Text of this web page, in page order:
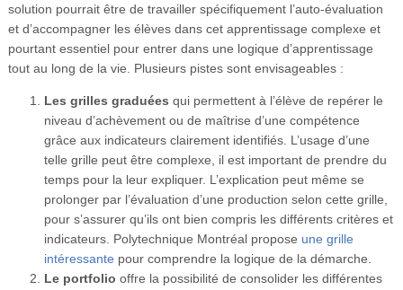
solution pourrait être de travailler spécifiquement l’auto-évaluation
et d’accompagner les élèves dans cet apprentissage complexe et
pourtant essentiel pour entrer dans une logique d’apprentissage
tout au long de la vie. Plusieurs pistes sont envisageables :
Les grilles graduées qui permettent à l’élève de repérer le
niveau d’achèvement ou de maîtrise d’une compétence
grâce aux indicateurs clairement identifiés. L’usage d’une
telle grille peut être complexe, il est important de prendre du
temps pour la leur expliquer. L’explication peut même se
prolonger par l’évaluation d’une production selon cette grille,
pour s’assurer qu’ils ont bien compris les différents critères et
indicateurs. Polytechnique Montréal propose une grille
intéressante pour comprendre la logique de la démarche.
Le portfolio offre la possibilité de consolider les différentes